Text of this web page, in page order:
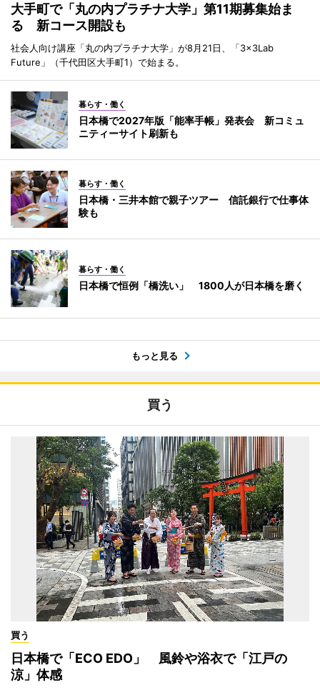
大手町で「丸の内プラチナ大学」第11期募集始ま
る 新コース開設も
社会人向け講座「丸の内プラチナ大学」が8月21日、「3×3Lab
Future」（千代田区大手町1）で始まる。
暮らす・働く
日本橋で2027年版「能率手帳」発表会 新コミュ
ニティーサイト刷新も
暮らす・働く
日本橋・三井本館で親子ツアー 信託銀行で仕事体
験も
暮らす・働く
日本橋で恒例「橋洗い」 1800人が日本橋を磨く
もっと見る
買う
買う
日本橋で「ECO EDO」 風鈴や浴衣で「江戸の
涼」体感